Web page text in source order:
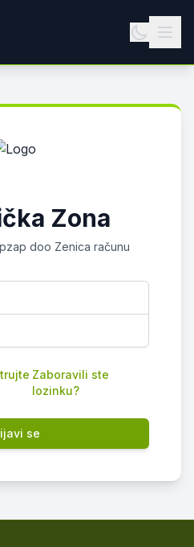
Zona
doo Zenica računu
Zaboravili ste
lozinku?
se